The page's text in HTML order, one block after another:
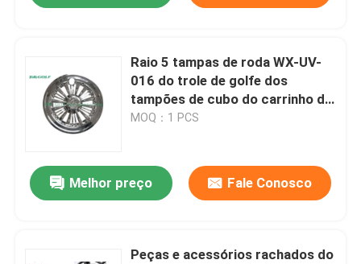
Raio 5 tampas de roda WX-UV-
016 do trole de golfe dos
tampões de cubo do carrinho de
golfe de 10 polegadas
MOQ：1 PCS
Melhor preço Fale Conosco
Peças e acessórios rachados do